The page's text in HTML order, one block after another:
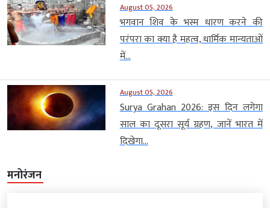
August 05, 2026
भगवान शिव के भस्म धारण करने की
परंपरा का क्या है महत्व, धार्मिक मान्यताओं
में...
August 05, 2026
Surya Grahan 2026: इस दिन लगेगा
साल का दूसरा सूर्य ग्रहण, जानें भारत में
दिखेगा...
मनोरंजन